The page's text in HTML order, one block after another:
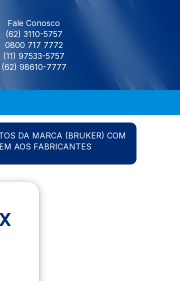
Fale Conosco
(62) 3110-5757
0800 717 7772
(11) 97533-5757
(62) 98610-7777
DA MARCA (BRUKER) COM
AOS FABRICANTES